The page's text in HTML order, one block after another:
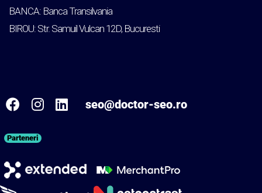
BANCA: Banca Transilvania
BIROU: Str. Samuil Vulcan 12D, Bucuresti
seo@doctor-seo.ro
Parteneri